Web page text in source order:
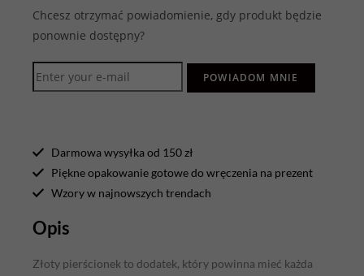
Chcesz otrzymać powiadomienie, gdy produkt będzie
ponownie dostępny?
POWIADOM MNIE
Darmowa wysyłka od 150 zł
Piękne opakowanie gotowe do wręczenia na prezent
Wzory w najnowszych trendach
Opis
Złoty pierścionek to dodatek, który powinna mieć każda